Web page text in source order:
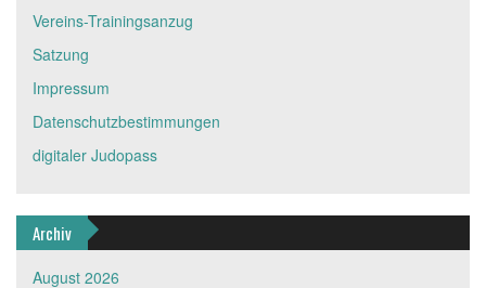
Vereins-Trainingsanzug
Satzung
Impressum
Datenschutzbestimmungen
digitaler Judopass
Archiv
August 2026